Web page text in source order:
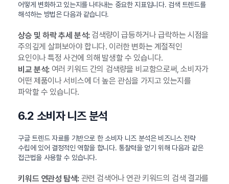
어떻게 변화하고 있는지를 나타내는 중요한 지표입니다. 검색 트렌드를
해석하는 방법은 다음과 같습니다.
상승 및 하락 추세 분석:검색량이 급등하거나 급락하는 시점을
주의깊게 살펴보아야 합니다. 이러한 변화는 계절적인
요인이나 특정 사건에 의해 발생할 수 있습니다.
비교 분석:여러 키워드 간의 검색량을 비교함으로써, 소비자가
어떤 제품이나 서비스에 더 높은 관심을 가지고 있는지를
파악할 수 있습니다.
6.2 소비자 니즈 분석
구글 트렌드 자료를 기반으로 한 소비자 니즈 분석은 비즈니스 전략
수립에 있어 결정적인 역할을 합니다. 통찰력을 얻기 위해 다음과 같은
접근법을 사용할 수 있습니다.
키워드 연관성 탐색:관련 검색어나 연관 키워드의 검색 결과를